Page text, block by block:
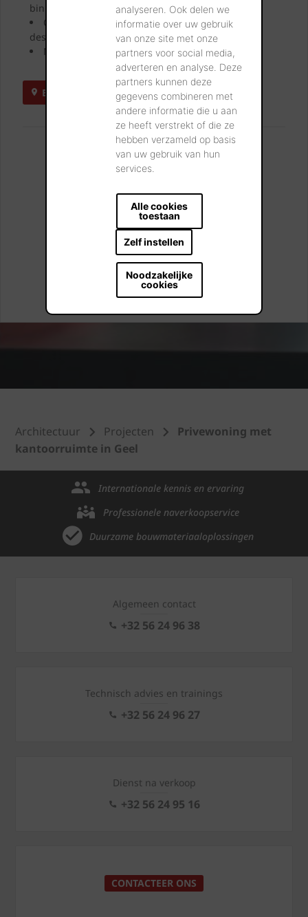
analyseren. Ook delen we
informatie over uw gebruik
van onze site met onze
partners voor social media,
adverteren en analyse. Deze
partners kunnen deze
gegevens combineren met
andere informatie die u aan
ze heeft verstrekt of die ze
hebben verzameld op basis
van uw gebruik van hun
services.
Alle cookies
toestaan
Zelf instellen
Noodzakelijke
cookies
binnenmuur.
Onze showroomadviseurs geven u uitgebreid
deskundig advies.
Neem uw favoriete stalen mee naar huis.
BEZOEK ONZE SHOWROOMS
U kan ons vinden:
Londerzeel
2870 Breendonk
Kortrijk
Kapel ter Bede 88
8500 Kortrijk
Architectuur Projecten
Privewoning met
kantoorruimte in Geel
Internationale kennis en ervaring
Professionele naverkoopservice
Duurzame bouwmateriaaloplossingen
Algemeen contact
+32 56 24 96 38
Technisch advies en trainings
+32 56 24 96 27
Dienst na verkoop
+32 56 24 95 16
CONTACTEER ONS